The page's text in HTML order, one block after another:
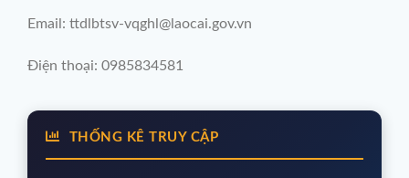
Email: ttdlbtsv-vqghl@laocai.gov.vn
Điện thoại: 0985834581
THỐNG KÊ TRUY CẬP